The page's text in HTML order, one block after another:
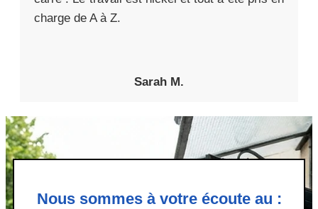
charge de A à Z.
Sarah M.
Nous sommes à votre écoute au :